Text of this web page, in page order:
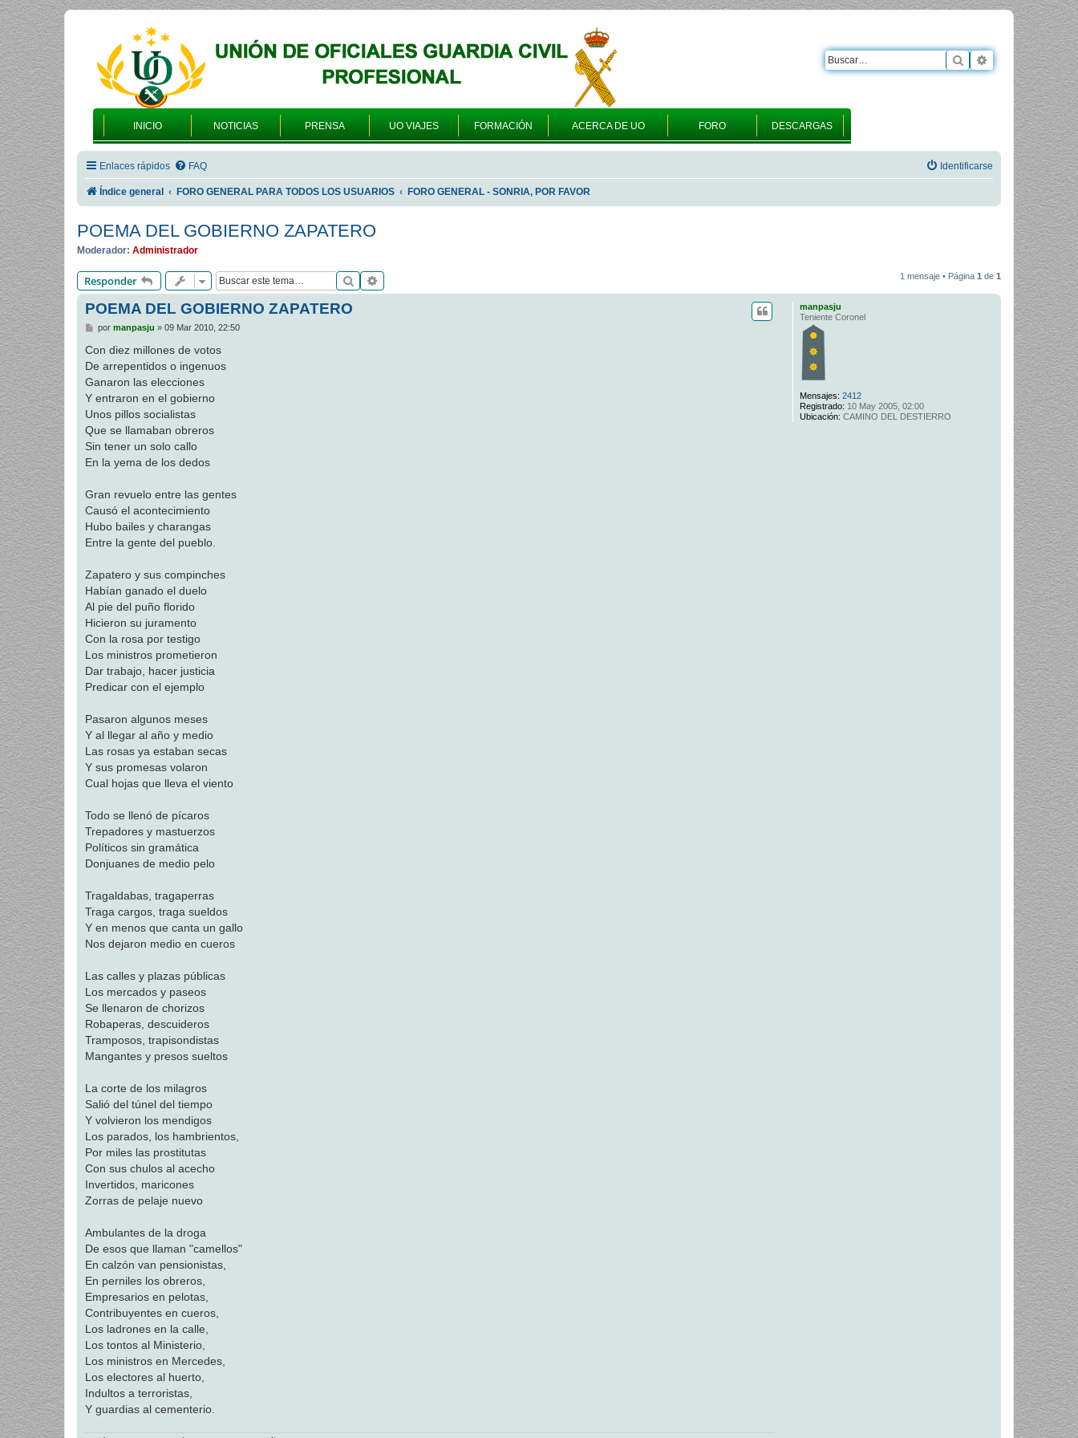
INICIO NOTICIAS PRENSA UO VIAJES FORMACIÓN ACERCA DE UO FORO DESCARGAS
Buscar Búsqueda
Enlaces rápidos FAQ Identificarse
Índice general FORO GENERAL PARA TODOS LOS USUARIOS FORO GENERAL - SONRIA, POR FAVOR
POEMA DEL GOBIERNO ZAPATERO
Moderador: Administrador
Responder Buscar 1 mensaje • Página 1 de 1
manpasju
Teniente Coronel
Mensajes: 2412
Registrado: 10 May 2005, 02:00
Ubicación: CAMINO DEL DESTIERRO
POEMA DEL GOBIERNO ZAPATERO
M
n
a
j
e
por manpasju » 09 Mar 2010, 22:50
Con diez millones de votos
De arrepentidos o ingenuos
Ganaron las elecciones
Y entraron en el gobierno
Unos pillos socialistas
Que se llamaban obreros
Sin tener un solo callo
En la yema de los dedos
Gran revuelo entre las gentes
Causó el acontecimiento
Hubo bailes y charangas
Entre la gente del pueblo.
Zapatero y sus compinches
Habían ganado el duelo
Al pie del puño florido
Hicieron su juramento
Con la rosa por testigo
Los ministros prometieron
Dar trabajo, hacer justicia
Predicar con el ejemplo
Pasaron algunos meses
Y al llegar al año y medio
Las rosas ya estaban secas
Y sus promesas volaron
Cual hojas que lleva el viento
Todo se llenó de pícaros
Trepadores y mastuerzos
Políticos sin gramática
Donjuanes de medio pelo
Tragaldabas, tragaperras
Traga cargos, traga sueldos
Y en menos que canta un gallo
Nos dejaron medio en cueros
Las calles y plazas públicas
Los mercados y paseos
Se llenaron de chorizos
Robaperas, descuideros
Tramposos, trapisondistas
Mangantes y presos sueltos
La corte de los milagros
Salió del túnel del tiempo
Y volvieron los mendigos
Los parados, los hambrientos,
Por miles las prostitutas
Con sus chulos al acecho
Invertidos, maricones
Zorras de pelaje nuevo
Ambulantes de la droga
De esos que llaman "camellos"
En calzón van pensionistas,
En perniles los obreros,
Empresarios en pelotas,
Contribuyentes en cueros,
Los ladrones en la calle,
Los tontos al Ministerio,
Los ministros en Mercedes,
Los electores al huerto,
Indultos a terroristas,
Y guardias al cementerio.